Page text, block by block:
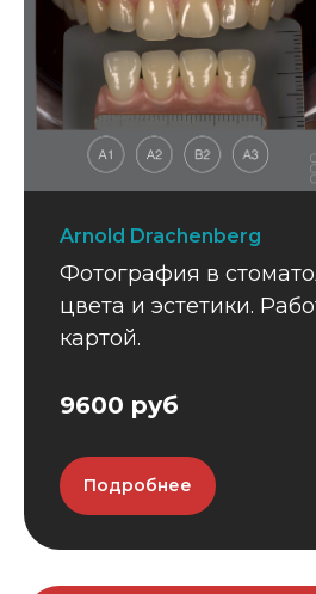
Arnold Drachenberg
Фотография в
цвета и эстетики.
картой.
9600 руб
Подробнее